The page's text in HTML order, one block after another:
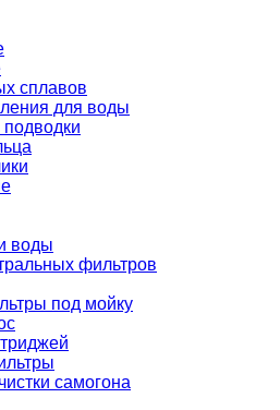
сплавов
для воды
воды
фильтров
под мойку
самогона